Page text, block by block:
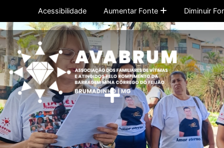
o
conteúdo
Acessibilidade Aumentar Fonte Diminuir
Menu